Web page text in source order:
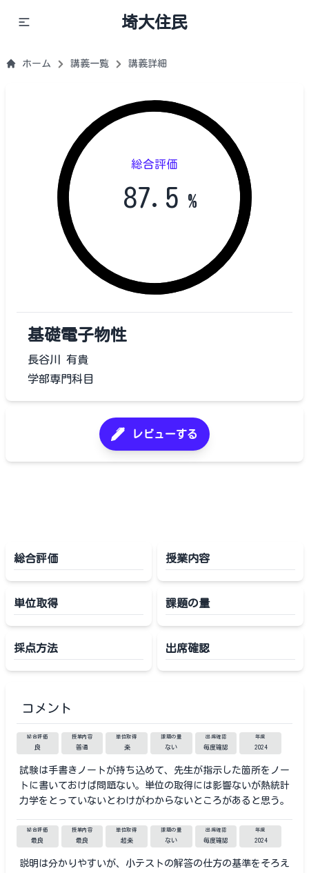
埼大住民
ホーム 講義一覧 講義詳細
総合評価
87.5 %
基礎電子物性
長谷川 有貴
学部専門科目
レビューする
総合評価 授業内容
単位取得 課題の量
採点方法 出席確認
コメント
総合評価
良
授業内容
普通
単位取得
楽
課題の量
ない
出席確認
毎度確認
年度
2024
試験は手書きノートが持ち込めて、先生が指示した箇所をノー
トに書いておけば問題ない。単位の取得には影響ないが熱統計
力学をとっていないとわけがわからないところがあると思う。
総合評価
最良
授業内容
最良
単位取得
超楽
課題の量
ない
出席確認
毎度確認
年度
2024
説明は分かりやすいが、小テストの解答の仕方の基準をそろえ